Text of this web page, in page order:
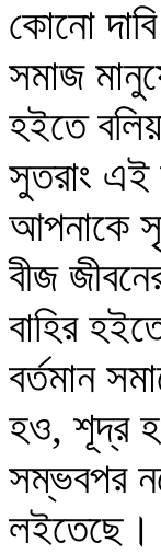
কোনো
সমাজ
হইতে
সুতরাং এই
আপনাকে
বীজ
বাহির
বর্তমান
হও, শূদ্র
সম্ভবপর
লইতেছে।